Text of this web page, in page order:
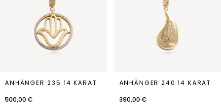
Anhänger
235
14
Karat
ANHÄNGER 235 14 KARAT
500,00 €
Anhänger
240
14
Karat
ANHÄNGER 240 14 KARAT
390,00 €